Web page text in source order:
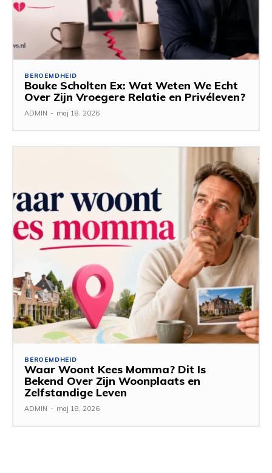
BEROEMDHEID
Bouke Scholten Ex: Wat Weten We Echt
Over Zijn Vroegere Relatie en Privéleven?
ADMIN - maj 18, 2026
BEROEMDHEID
Waar Woont Kees Momma? Dit Is
Bekend Over Zijn Woonplaats en
Zelfstandige Leven
ADMIN - maj 18, 2026